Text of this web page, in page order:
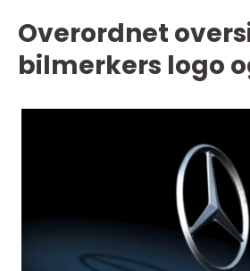
Overordnet
bilmerkers logo